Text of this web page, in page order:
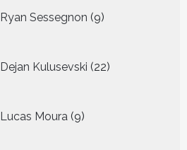
Ryan Sessegnon 9
producten
Dejan Kulusevski 22
producten
Lucas Moura 9
producten